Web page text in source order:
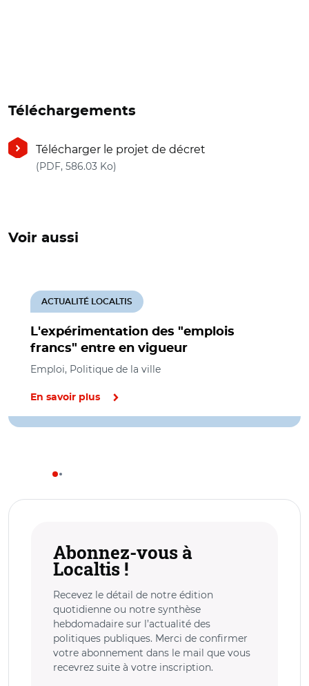
Téléchargements
Télécharger le projet de décret
(PDF, 586.03 Ko)
Voir aussi
L'expérimentation des "emplois
francs" entre en vigueur
ACTUALITÉ LOCALTIS
Emploi, Politique de la ville
En savoir plus
Abonnez-vous à
Localtis !
Recevez le détail de notre édition
quotidienne ou notre synthèse
hebdomadaire sur l’actualité des
politiques publiques. Merci de confirmer
votre abonnement dans le mail que vous
recevrez suite à votre inscription.